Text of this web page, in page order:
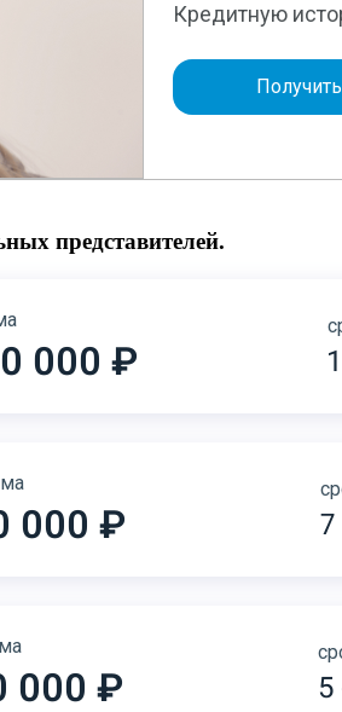
Кредитную
представителей.
000 ₽
000 ₽ 7
000 ₽ 5